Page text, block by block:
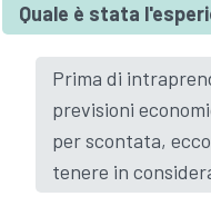
Quale è stata
Prima di
previsioni
per scontata,
tenere in